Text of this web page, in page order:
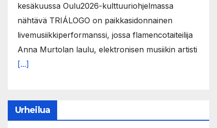
kesäkuussa Oulu2026-kulttuuriohjelmassa
nähtävä TRIÁLOGO on paikkasidonnainen
livemusiikkiperformanssi, jossa flamencotaiteilija
Anna Murtolan laulu, elektronisen musiikin artisti
[...]
Urheilua